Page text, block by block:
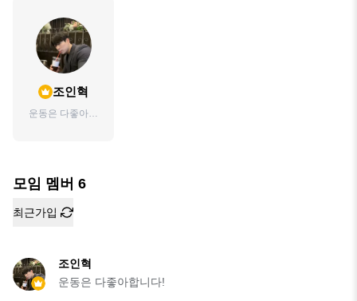
조인혁
운동은 다좋아합
모임 멤버 6
최근가입
조인혁
운동은 다좋아합니다!